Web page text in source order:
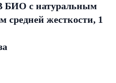
БИО с натуральным
средней жесткости, 1